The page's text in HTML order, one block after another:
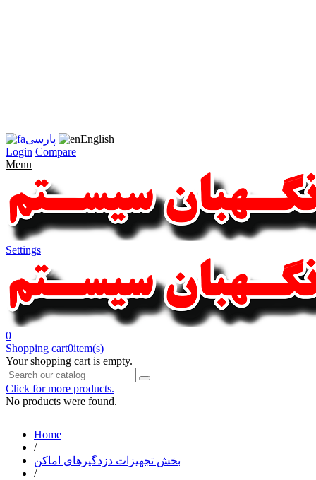
پارسی
English
Login Compare
Menu
Settings
0
Shopping cart0item(s)
Your shopping cart is empty.
Click for more products.
No products were found.
Home
/
بخش تجهیزات دزدگیرهای اماکن
/